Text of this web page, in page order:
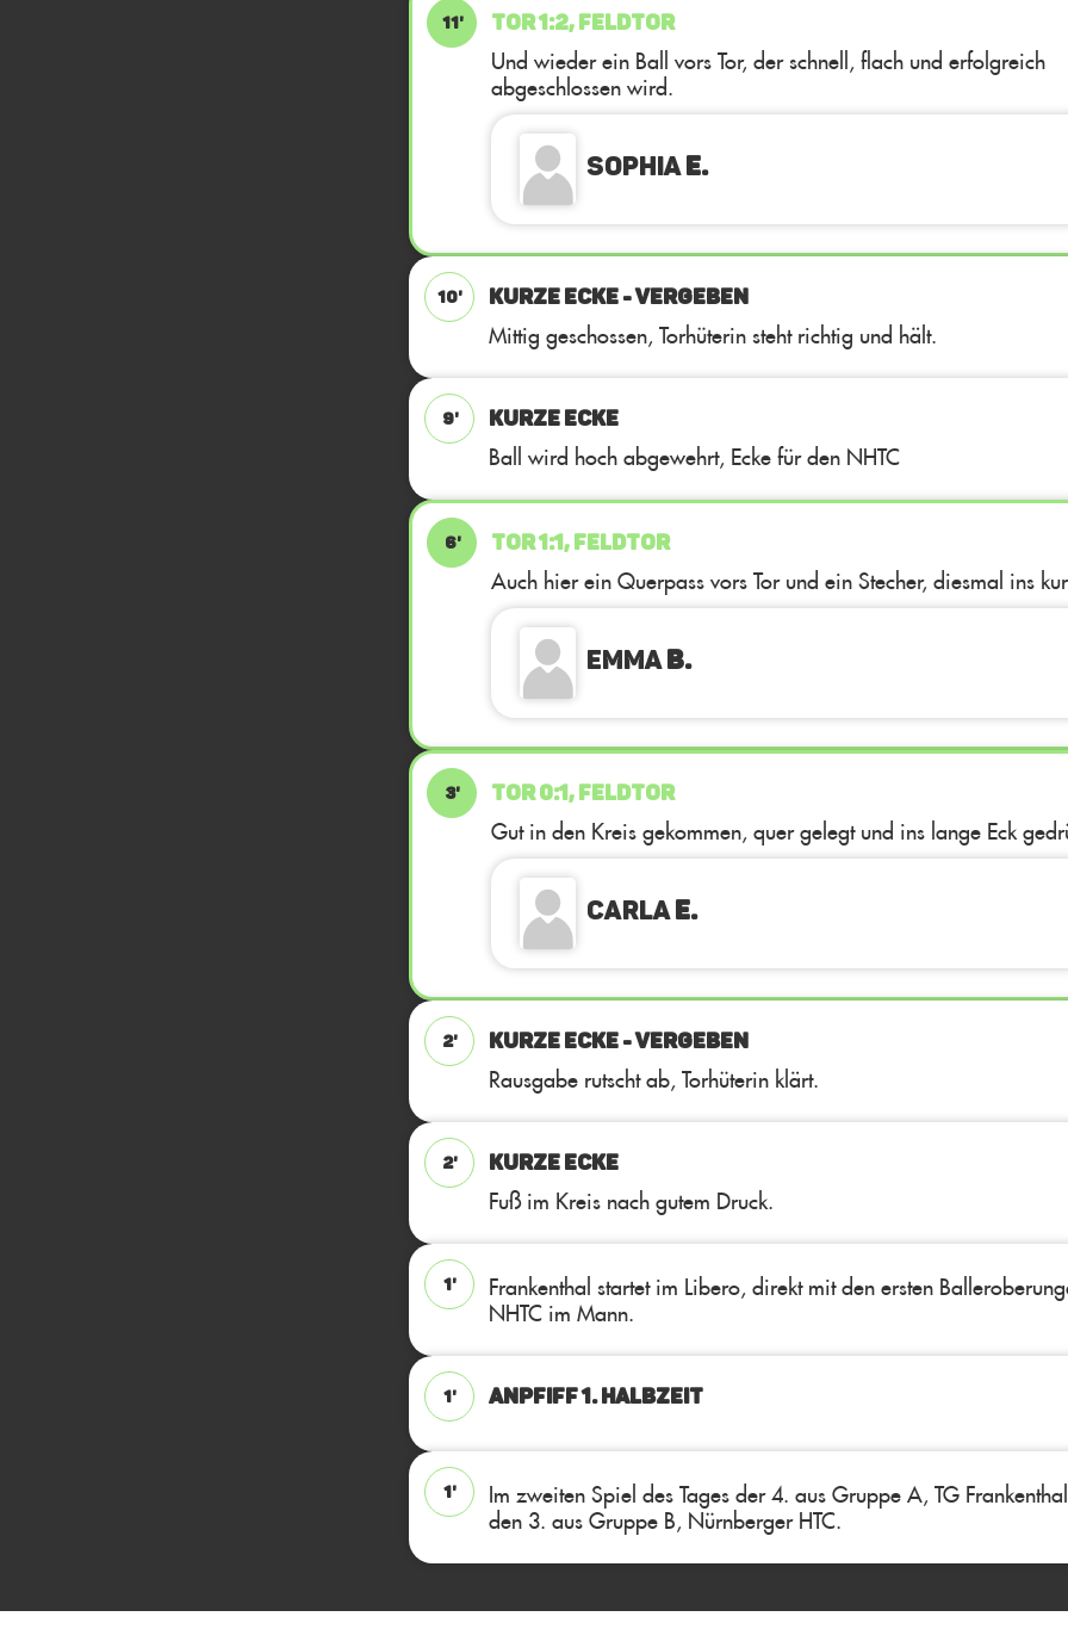
11' TOR 1:2, FELDTOR
Und wieder ein Ball vors Tor, der schnell, flach und erfolgreich
abgeschlossen wird.
SophiaE.
10' KURZE ECKE - VERGEBEN
Mittig geschossen, Torhüterin steht richtig und hält.
9' KURZE ECKE
Ball wird hoch abgewehrt, Ecke für den NHTC
6' TOR 1:1, FELDTOR
Auch hier ein Querpass vors Tor und ein Stecher, diesmal ins
EmmaB.
3' TOR 0:1, FELDTOR
Gut in den Kreis gekommen, quer gelegt und ins lange Eck
CarlaE.
2' KURZE ECKE - VERGEBEN
Rausgabe rutscht ab, Torhüterin klärt.
2' KURZE ECKE
Fuß im Kreis nach gutem Druck.
1'
Frankenthal startet im Libero, direkt mit den ersten
NHTC im Mann.
1' ANPFIFF 1. Halbzeit
1'
Im zweiten Spiel des Tages der 4. aus Gruppe A, TG
den 3. aus Gruppe B, Nürnberger HTC.